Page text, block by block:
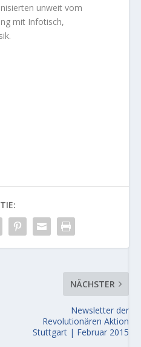
unweit vom
mit Infotisch,
NÄCHSTER
Newsletter der
Revolutionären Aktion
Stuttgart | Februar 2015